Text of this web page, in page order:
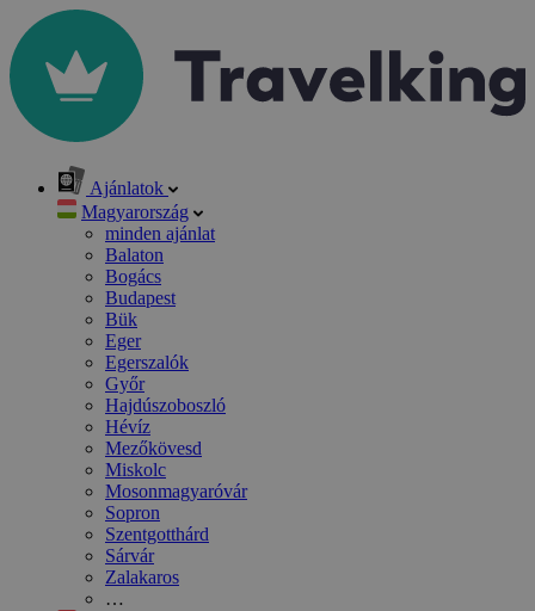
Ajánlatok
Magyarország
minden ajánlat
Balaton
Bogács
Budapest
Bük
Eger
Egerszalók
Győr
Hajdúszoboszló
Hévíz
Mezőkövesd
Miskolc
Mosonmagyaróvár
Sopron
Szentgotthárd
Sárvár
Zalakaros
…